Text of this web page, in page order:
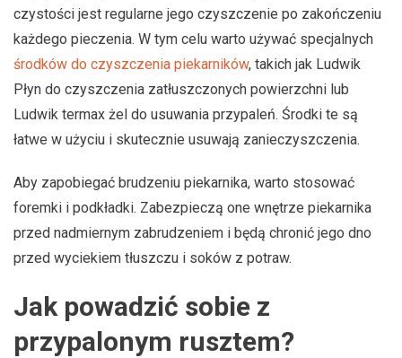
czystości jest regularne jego czyszczenie po zakończeniu
każdego pieczenia. W tym celu warto używać specjalnych
środków do czyszczenia piekarników, takich jak Ludwik
Płyn do czyszczenia zatłuszczonych powierzchni lub
Ludwik termax żel do usuwania przypaleń. Środki te są
łatwe w użyciu i skutecznie usuwają zanieczyszczenia.
Aby zapobiegać brudzeniu piekarnika, warto stosować
foremki i podkładki. Zabezpieczą one wnętrze piekarnika
przed nadmiernym zabrudzeniem i będą chronić jego dno
przed wyciekiem tłuszczu i soków z potraw.
Jak powadzić sobie z
przypalonym rusztem?